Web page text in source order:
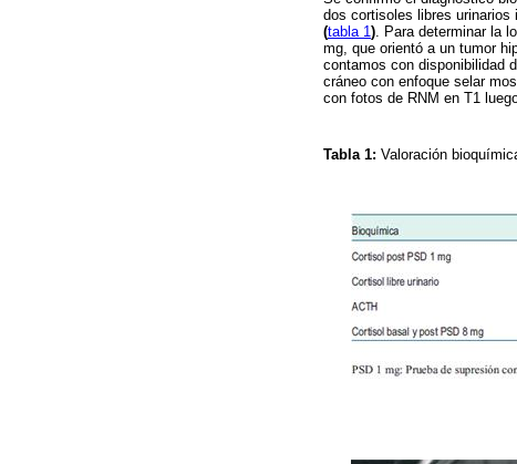
dos cortisoles libres urinarios
(tabla 1) . Para determinar la
mg, que orientó a un tumor
contamos con disponibilidad
cráneo con enfoque selar
con fotos de RNM en T1
Tabla 1: Valoración